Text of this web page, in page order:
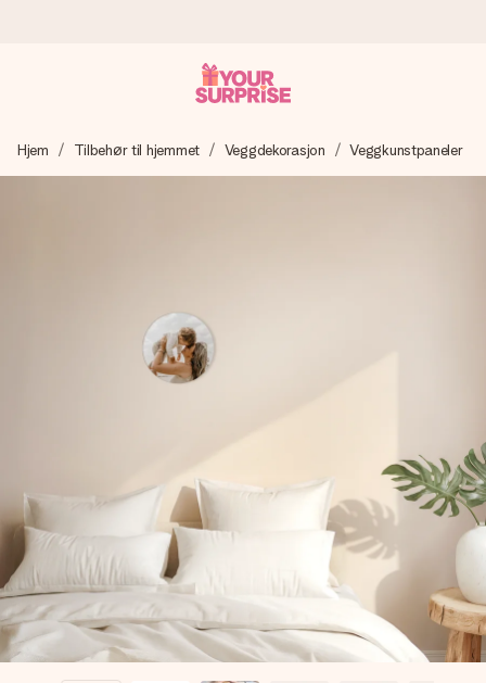
Vi lager dine gaver med omtanke og sender den avgårde så
raskt som mulig - slik at du kan gi gaven i tide, når den betyr
Gavene våre inspirerer. Kundene gir oss 4,5 på Google
Lag noe unikt med bare noen få steg - med hennes navn,
et bilde av dere eller en beskjed som virkelig berører
hjertet. Ikke noe tull, bare masse kjærlighet i øyeblikket.
Hjem Tilbehør til hjemmet Veggdekorasjon Veggkunstpaneler